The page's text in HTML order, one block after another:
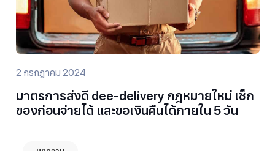
2 กรกฎาคม 2024
มาตรการส่งดี dee-delivery กฎหมายใหม่ เช็ก
ของก่อนจ่ายได้ และขอเงินคืนได้ภายใน 5 วัน
บทความ